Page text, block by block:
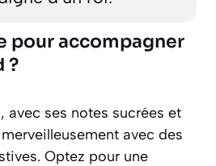
pour accompagner
?
avec ses notes sucrées et
avec des
Optez pour une